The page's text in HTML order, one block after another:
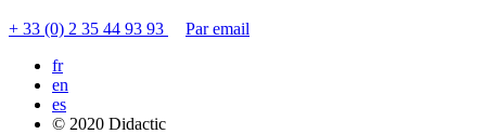
+ 33 (0) 2 35 44 93 93
Par email
fr
en
es
© 2020 Didactic